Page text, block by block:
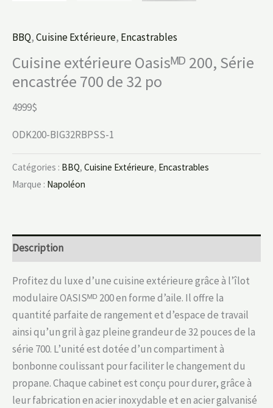
BBQ,Cuisine Extérieure, Encastrables
Cuisine extérieure Oasisᴹᴰ 200, Série
encastrée 700 de 32 po
4999$
ODK200-BIG32RBPSS-1
Catégories : BBQ, Cuisine Extérieure, Encastrables
Marque : Napoléon
Description
Profitez du luxe d’une cuisine extérieure grâce à l’îlot
modulaire OASISᴹᴰ 200 en forme d’aile. Il offre la
quantité parfaite de rangement et d’espace de travail
ainsi qu’un gril à gaz pleine grandeur de 32 pouces de la
série 700. L’unité est dotée d’un compartiment à
bonbonne coulissant pour faciliter le changement du
propane. Chaque cabinet est conçu pour durer, grâce à
leur fabrication en acier inoxydable et en acier galvanisé